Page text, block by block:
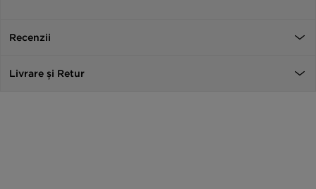
Recenzii
Livrare și Retur